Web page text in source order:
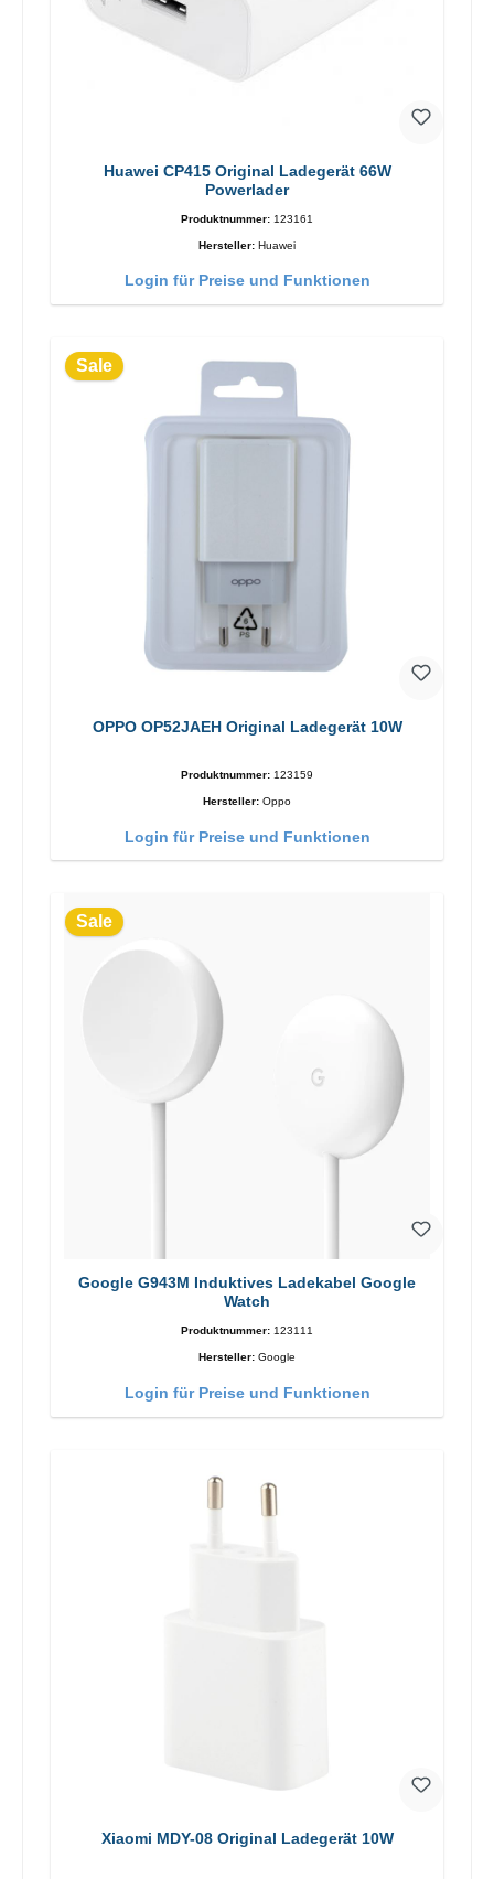
Huawei CP415 Original Ladegerät 66W
Powerlader
Produktnummer: 123161
Hersteller: Huawei
Login für Preise und Funktionen
Sale
OPPO OP52JAEH Original Ladegerät 10W
Produktnummer: 123159
Hersteller: Oppo
Login für Preise und Funktionen
Sale
Google G943M Induktives Ladekabel Google
Watch
Produktnummer: 123111
Hersteller: Google
Login für Preise und Funktionen
Xiaomi MDY-08 Original Ladegerät 10W